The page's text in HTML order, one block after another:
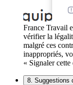
France Travail
vérifier la
malgré ces
inappropriés,
« Signaler
8. Suggestions